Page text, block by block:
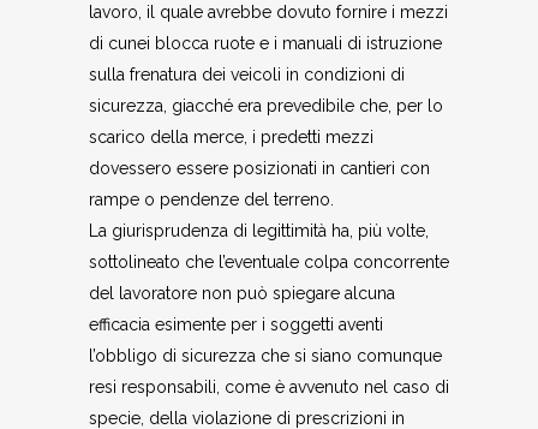
lavoro, il quale avrebbe dovuto fornire i mezzi
di cunei blocca­ ruote e i manuali di istruzione
sulla frenatura dei veicoli in condizioni di
sicurezza, giacché era prevedibile che, per lo
scarico della merce, i predetti mezzi
dovessero essere posizionati in cantieri con
rampe o pendenze del terreno.
La giurisprudenza di legittimità ha, più volte,
sottolineato che l’eventuale colpa concorrente
del lavoratore non può spiegare alcuna
efficacia esimente per i soggetti aventi
l’obbligo di sicurezza che si siano comunque
resi responsabili, come è avvenuto nel caso di
specie, della violazione di prescrizioni in